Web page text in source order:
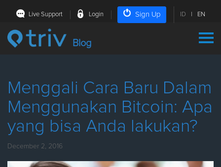
Live Support Login Sign Up ID EN
Blog
Menggali Cara Baru Dalam
Menggunakan Bitcoin: Apa
yang bisa Anda lakukan?
December 2, 2016